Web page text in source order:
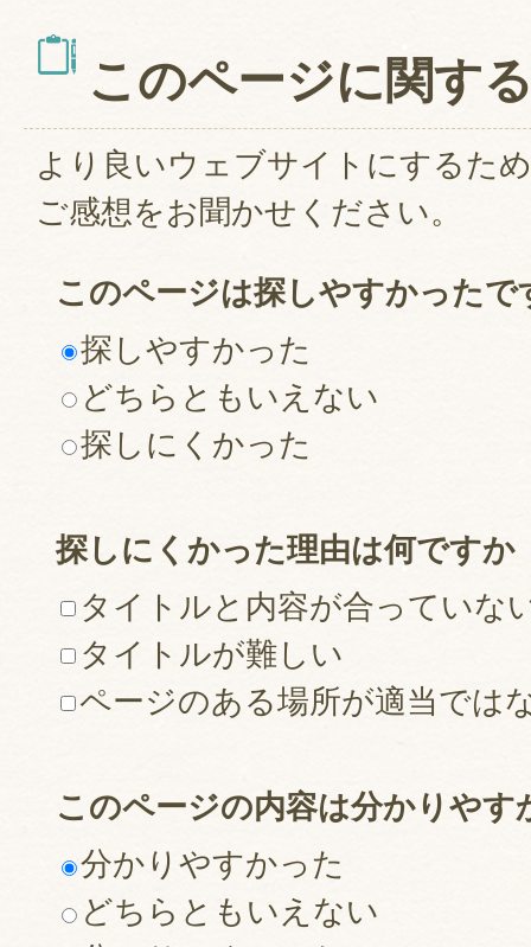
このページに関す
より良いウェブサイトにするた
ご感想をお聞かせください。
このページは探しやすかったで
探しやすかった
どちらともいえない
探しにくかった
探しにくかった理由は何ですか
タイトルと内容が合っていな
タイトルが難しい
ページのある場所が適当では
このページの内容は分かりやす
分かりやすかった
どちらともいえない